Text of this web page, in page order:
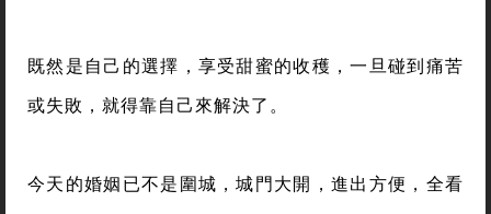
既然是自己的選擇，享受甜蜜的收穫，一旦碰到痛苦
或失敗，就得靠自己來解決了。
今天的婚姻已不是圍城，城門大開，進出方便，全看